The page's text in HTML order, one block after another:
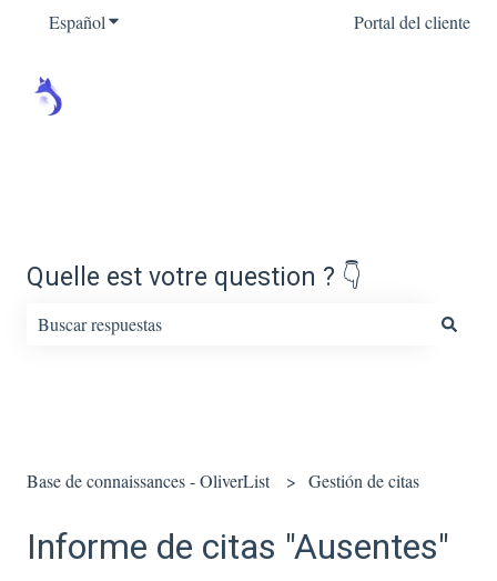
EspañolTraducciones de Mostrar submenú dePortal del cliente
Quelle est votre question ? 👇
Base de connaissances - OliverList Gestión de citas
Informe de citas "Ausentes"